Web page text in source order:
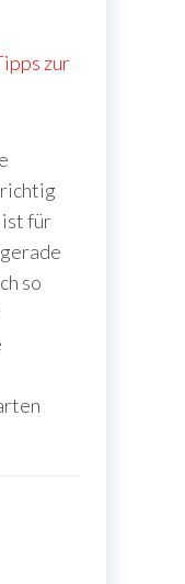
zur
richtig
ist für
so